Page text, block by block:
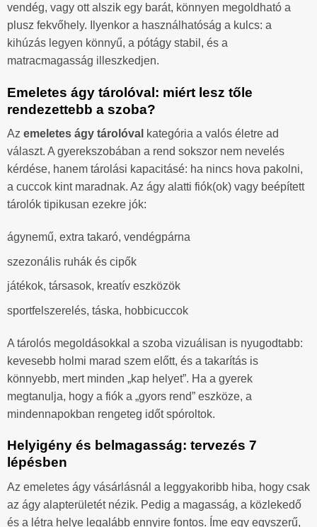
vendég, vagy ott alszik egy barát, könnyen megoldható a
plusz fekvőhely. Ilyenkor a használhatóság a kulcs: a
kihúzás legyen könnyű, a pótágy stabil, és a
matracmagasság illeszkedjen.
Emeletes ágy tárolóval: miért lesz tőle
rendezettebb a szoba?
Az emeletes ágy tárolóval kategória a valós életre ad
választ. A gyerekszobában a rend sokszor nem nevelés
kérdése, hanem tárolási kapacitásé: ha nincs hova pakolni,
a cuccok kint maradnak. Az ágy alatti fiók(ok) vagy beépített
tárolók tipikusan ezekre jók:
ágynemű, extra takaró, vendégpárna
szezonális ruhák és cipők
játékok, társasok, kreatív eszközök
sportfelszerelés, táska, hobbicuccok
A tárolós megoldásokkal a szoba vizuálisan is nyugodtabb:
kevesebb holmi marad szem előtt, és a takarítás is
könnyebb, mert minden „kap helyet”. Ha a gyerek
megtanulja, hogy a fiók a „gyors rend” eszköze, a
mindennapokban rengeteg időt spóroltok.
Helyigény és belmagasság: tervezés 7
lépésben
Az emeletes ágy vásárlásnál a leggyakoribb hiba, hogy csak
az ágy alapterületét nézik. Pedig a magasság, a közlekedő
és a létra helye legalább ennyire fontos. Íme egy egyszerű,